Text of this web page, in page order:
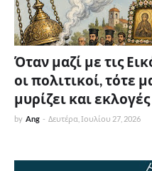
Όταν μαζί με τις
οι πολιτικοί, τότε
μυρίζει και εκλογές
by Ang - Δευτέρα, Ιουλίου 27, 2026